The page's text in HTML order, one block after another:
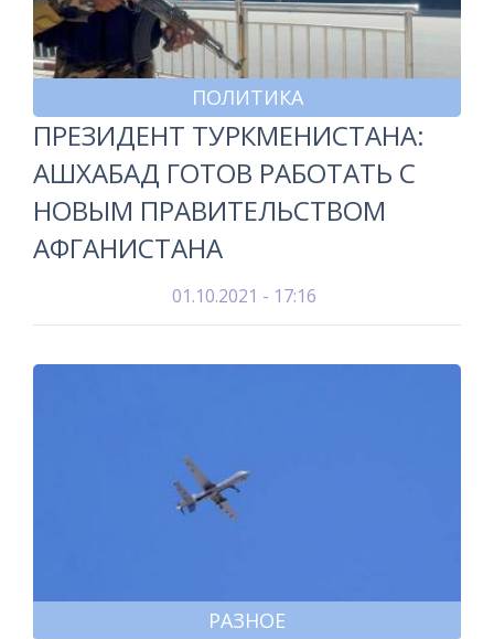
ПОЛИТИКА
ПРЕЗИДЕНТ ТУРКМЕНИСТАНА:
АШХАБАД ГОТОВ РАБОТАТЬ С
НОВЫМ ПРАВИТЕЛЬСТВОМ
АФГАНИСТАНА
01.10.2021 - 17:16
РАЗНОЕ